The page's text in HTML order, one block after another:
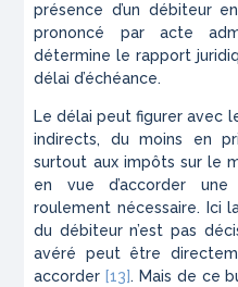
présence d’un débiteur
prononcé par acte
détermine le rapport
délai d’échéance.
Le délai peut figurer avec
indirects, du moins en
surtout aux impôts sur le
en vue d’accorder
roulement nécessaire. Ici
du débiteur n’est pas
avéré peut être
accorder [13]. Mais de ce